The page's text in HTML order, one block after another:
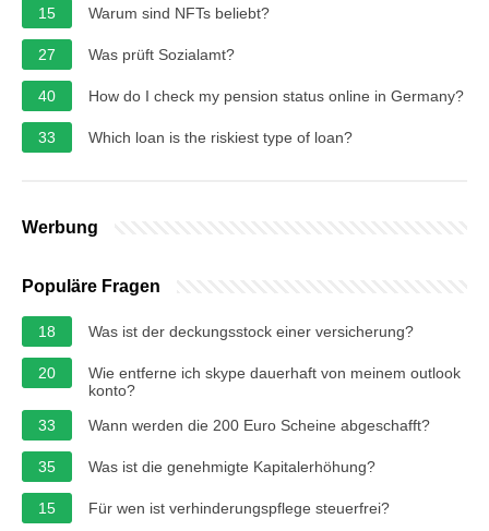
15 Warum sind NFTs beliebt?
27 Was prüft Sozialamt?
40 How do I check my pension status online in Germany?
33 Which loan is the riskiest type of loan?
Werbung
Populäre Fragen
18 Was ist der deckungsstock einer versicherung?
20
Wie entferne ich skype dauerhaft von meinem outlook
konto?
33
Wann werden die 200 Euro Scheine abgeschafft?
35 Was ist die genehmigte Kapitalerhöhung?
15 Für wen ist verhinderungspflege steuerfrei?